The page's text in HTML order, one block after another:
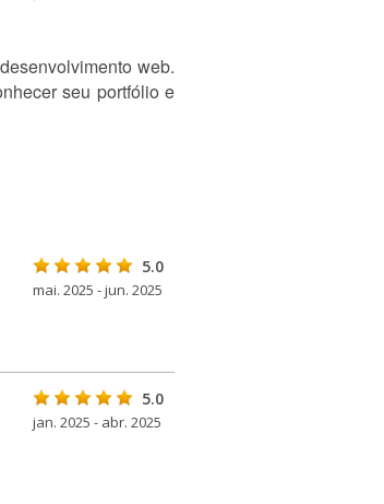
web.
seu portfólio e
5.0
mai. 2025 - jun. 2025
5.0
jan. 2025 - abr. 2025